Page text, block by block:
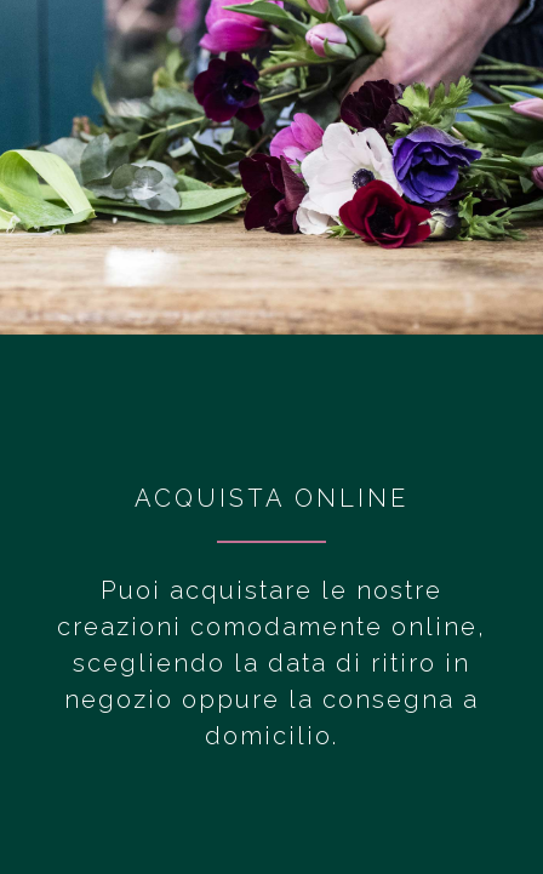
ACQUISTA ONLINE
Puoi acquistare le nostre
creazioni comodamente online,
scegliendo la data di ritiro in
negozio oppure la consegna a
domicilio.